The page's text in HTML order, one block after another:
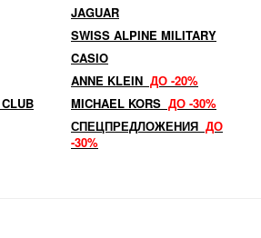
JAGUAR
SWISS ALPINE MILITARY
CASIO
ANNE KLEIN ДО -20%
MICHAEL KORS ДО -30%
СПЕЦПРЕДЛОЖЕНИЯ ДО
-30%